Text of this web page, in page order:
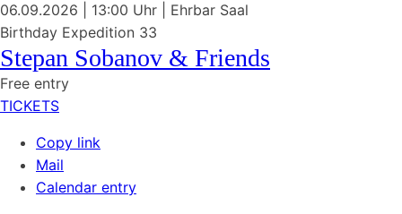
06.09.2026 | 13:00 Uhr
Ehrbar Saal
Birthday Expedition 33
Stepan Sobanov & Friends
Free entry
TICKETS
Copy link
Mail
Calendar entry